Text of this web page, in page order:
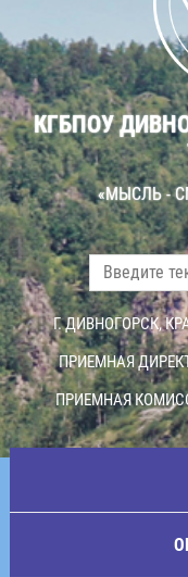
КГБПОУ
«МЫСЛЬ -
Г. ДИВНОГОРСК,
ПРИЕМНАЯ
ПРИЕМНАЯ